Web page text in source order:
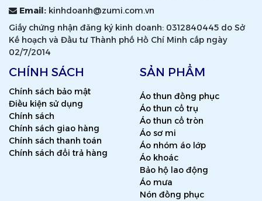
Email: kinhdoanh@zumi.com.vn
Giấy chứng nhận đăng ký kinh doanh: 0312840445 do Sở
Kế hoạch và Đầu tư Thành phố Hồ Chí Minh cấp ngày
02/7/2014
CHÍNH SÁCH
Chính sách bảo mật
Điều kiện sử dụng
Chính sách
Chính sách giao hàng
Chính sách thanh toán
Chính sách đổi trả hàng
SẢN PHẨM
Áo thun đồng phục
Áo thun cổ trụ
Áo thun cổ tròn
Áo sơ mi
Áo nhóm áo lớp
Áo khoác
Bảo hộ lao động
Áo mưa
Nón đồng phục